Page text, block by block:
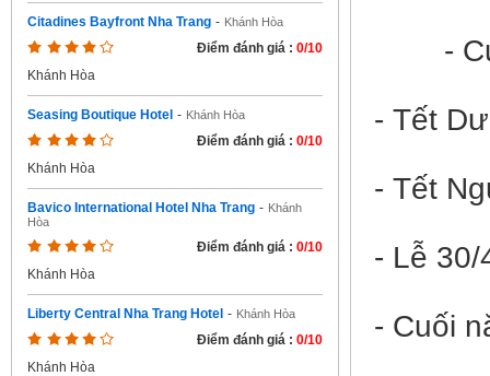
Citadines Bayfront Nha Trang - Khánh Hòa
Điểm đánh giá : 0/10
Khánh Hòa
Seasing Boutique Hotel - Khánh Hòa
Điểm đánh giá : 0/10
Khánh Hòa
Bavico International Hotel Nha Trang - Khánh
Hòa
Điểm đánh giá : 0/10
Khánh Hòa
Liberty Central Nha Trang Hotel - Khánh Hòa
Điểm đánh giá : 0/10
Khánh Hòa
-
- Tết
- Tết
- Lễ
- Cuối